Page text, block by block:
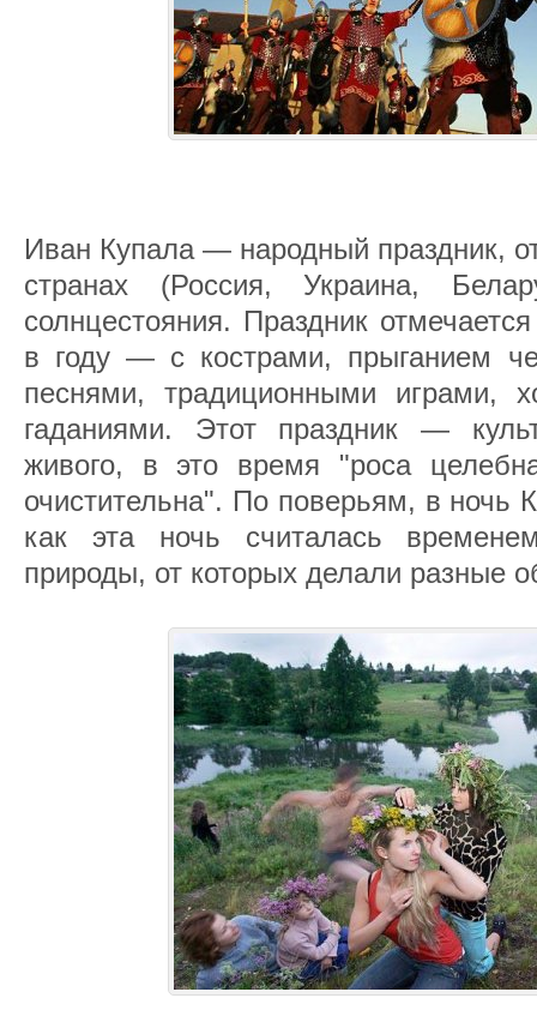
Иван Купала — народный праздник,
странах (Россия, Украина,
солнцестояния. Праздник
в году — с кострами, прыганием
песнями, традиционными играми,
гаданиями. Этот праздник —
живого, в это время "роса
очистительна". По поверьям, в ночь
как эта ночь считалась
природы, от которых делали разные